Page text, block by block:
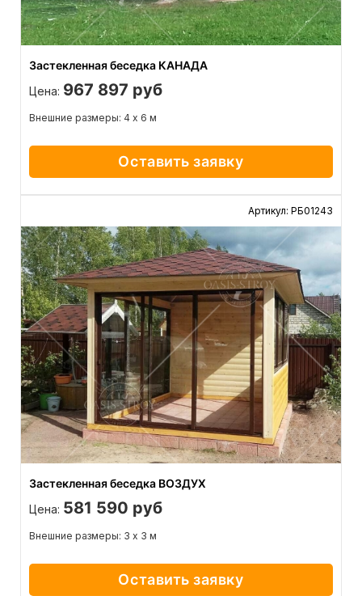
Застекленная беседка КАНАДА
Цена: 967 897 руб
Внешние размеры: 4 х 6 м
Оставить заявку
Артикул: РБ01243
Застекленная беседка ВОЗДУХ
Цена: 581 590 руб
Внешние размеры: 3 х 3 м
Оставить заявку